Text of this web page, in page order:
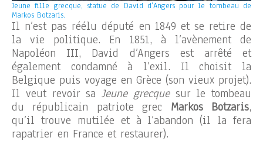
Jeune fille grecque, statue de David d’Angers pour le tombeau de
Markos Botzaris.
Il n’est pas réélu député en 1849 et se retire de
la vie politique. En 1851, à l’avènement de
Napoléon III, David d’Angers est arrêté et
également condamné à l’exil. Il choisit la
Belgique puis voyage en Grèce (son vieux projet).
Il veut revoir sa Jeune grecquesur le tombeau
du républicain patriote grec Markos Botzaris,
qu’il trouve mutilée et à l’abandon (il la fera
rapatrier en France et restaurer).